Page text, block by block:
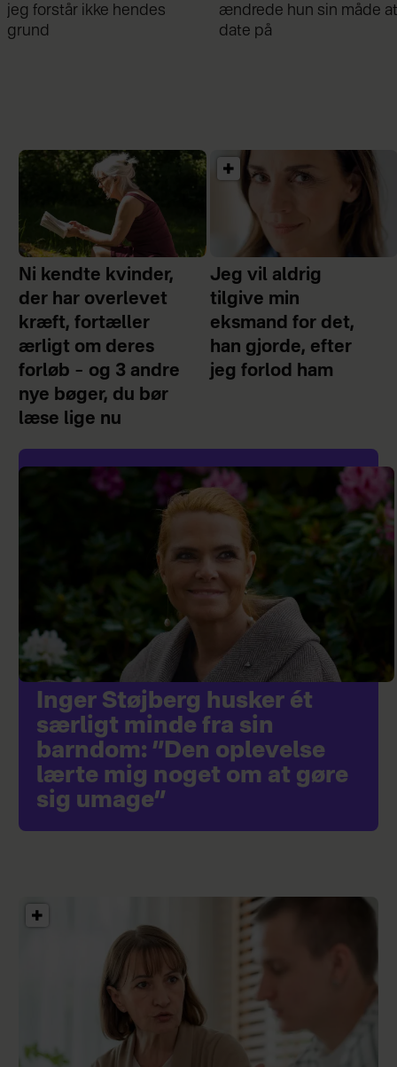
ændrede hun sin måde at
date på
Var gået fra hinanden før
graviditeten
Ni kendte kvinder,
der har overlevet
kræft, fortæller
ærligt om deres
forløb – og 3 andre
nye bøger, du bør
læse lige nu
Jeg vil aldrig
tilgive min
eksmand for det,
han gjorde, efter
jeg forlod ham
Inger Støjberg husker ét
særligt minde fra sin
barndom: ”Den oplevelse
lærte mig noget om at gøre
sig umage”